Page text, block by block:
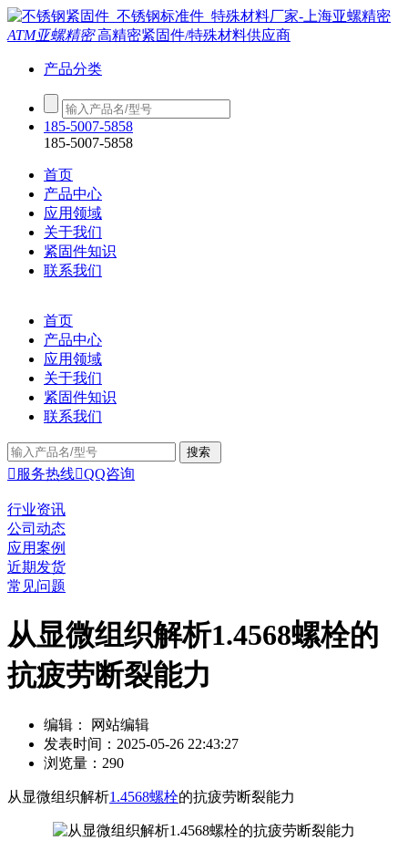
ATM亚螺精密高精密紧固件/特殊材料供应商
产品分类
185-5007-5858
185-5007-5858
首页
产品中心
应用领域
关于我们
紧固件知识
联系我们
首页
产品中心
应用领域
关于我们
紧固件知识
联系我们
 服务热线QQ咨询
行业资讯
公司动态
应用案例
近期发货
常见问题
从显微组织解析1.4568螺栓的
抗疲劳断裂能力
编辑： 网站编辑
发表时间：2025-05-26 22:43:27
浏览量：290
从显微组织解析1.4568螺栓的抗疲劳断裂能力